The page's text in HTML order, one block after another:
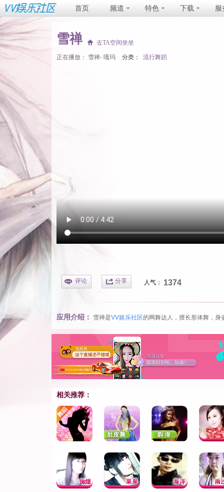
首页 频道 特色 下载 服
雪禅 去TA空间坐坐
正在播放： 雪禅- 嘎玛 分类： 流行舞蹈
评论 分享 人气： 1374
应用介绍： 雪禅是VV娱乐社区的网舞达人，擅长形体舞，身
相关推荐：